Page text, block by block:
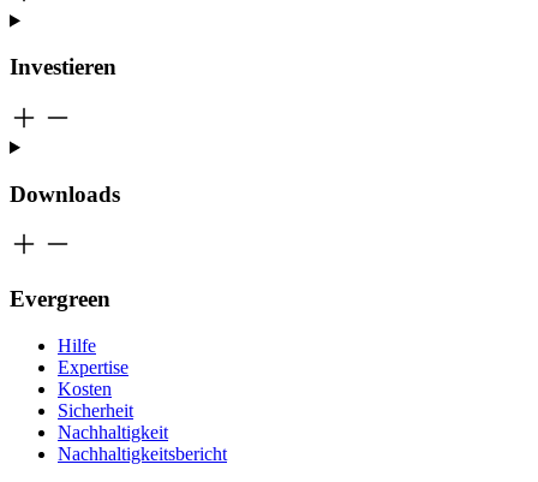
Investieren
Downloads
Evergreen
Hilfe
Expertise
Kosten
Sicherheit
Nachhaltigkeit
Nachhaltigkeitsbericht